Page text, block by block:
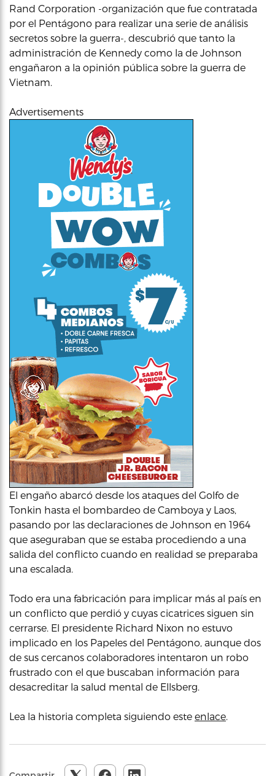
Rand Corporation -organización que fue contratada
por el Pentágono para realizar una serie de análisis
secretos sobre la guerra-, descubrió que tanto la
administración de Kennedy como la de Johnson
engañaron a la opinión pública sobre la guerra de
Vietnam.
Advertisements
El engaño abarcó desde los ataques del Golfo de
Tonkin hasta el bombardeo de Camboya y Laos,
pasando por las declaraciones de Johnson en 1964
que aseguraban que se estaba procediendo a una
salida del conflicto cuando en realidad se preparaba
una escalada.
Todo era una fabricación para implicar más al país en
un conflicto que perdió y cuyas cicatrices siguen sin
cerrarse. El presidente Richard Nixon no estuvo
implicado en los Papeles del Pentágono, aunque dos
de sus cercanos colaboradores intentaron un robo
frustrado con el que buscaban información para
desacreditar la salud mental de Ellsberg.
Lea la historia completa siguiendo este enlace.